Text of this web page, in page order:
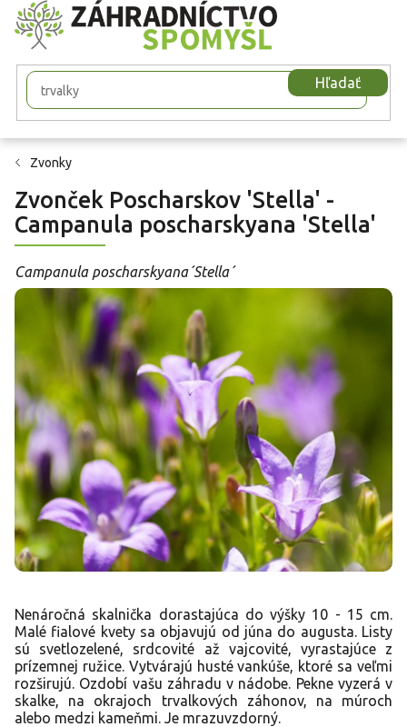
Prejsť
na
obsah
Hľadať
Zvonky
Zvonček Poscharskov 'Stella' -
Campanula poscharskyana 'Stella'
Campanula poscharskyana´Stella´
Nenáročná skalnička dorastajúca do výšky 10 - 15 cm.
Malé fialové kvety sa objavujú od júna do augusta. Listy
sú svetlozelené, srdcovité až vajcovité, vyrastajúce z
prízemnej ružice. Vytvárajú husté vankúše, ktoré sa veľmi
rozširujú. Ozdobí vašu záhradu v nádobe. Pekne vyzerá v
skalke, na okrajoch trvalkových záhonov, na múroch
alebo medzi kameňmi. Je mrazuvzdorný.